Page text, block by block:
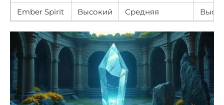
Ember Spirit Высокий Средняя